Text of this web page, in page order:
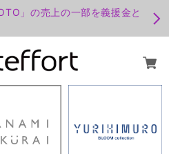
」の売上の一部を義援金と